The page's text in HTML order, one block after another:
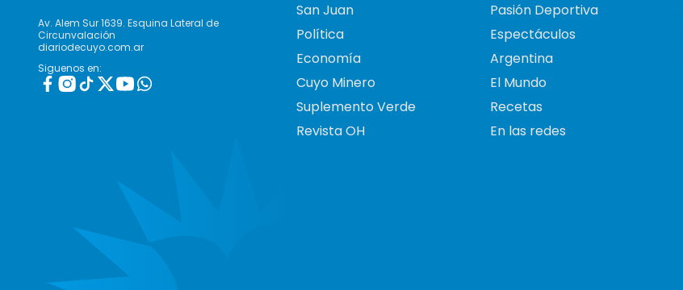
Av. Alem Sur 1639. Esquina Lateral de
Circunvalación
diariodecuyo.com.ar
Siguenos en:
San Juan
Política
Economía
Cuyo Minero
Suplemento Verde
Revista OH
Pasión Deportiva
Espectáculos
Argentina
El Mundo
Recetas
En las redes